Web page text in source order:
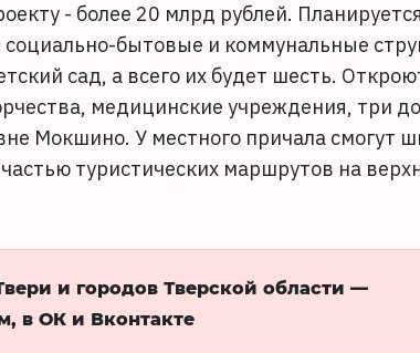
- более 20 млрд рублей.
бытовые и коммунальные
сад, а всего их будет шесть.
медицинские учреждения, три
Мокшино. У местного причала смогут
туристических маршрутов на
и городов Тверской области —
в ОК и Вконтакте